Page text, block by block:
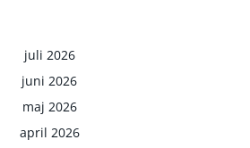
juli 2026
juni 2026
maj 2026
april 2026